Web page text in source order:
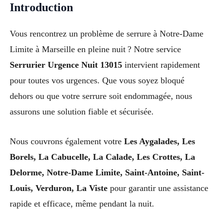
Introduction
Vous rencontrez un problème de serrure à Notre-Dame
Limite à Marseille en pleine nuit ? Notre service
Serrurier Urgence Nuit 13015 intervient rapidement
pour toutes vos urgences. Que vous soyez bloqué
dehors ou que votre serrure soit endommagée, nous
assurons une solution fiable et sécurisée.
Nous couvrons également votre Les Aygalades, Les
Borels, La Cabucelle, La Calade, Les Crottes, La
Delorme, Notre-Dame Limite, Saint-Antoine, Saint-
Louis, Verduron, La Viste pour garantir une assistance
rapide et efficace, même pendant la nuit.